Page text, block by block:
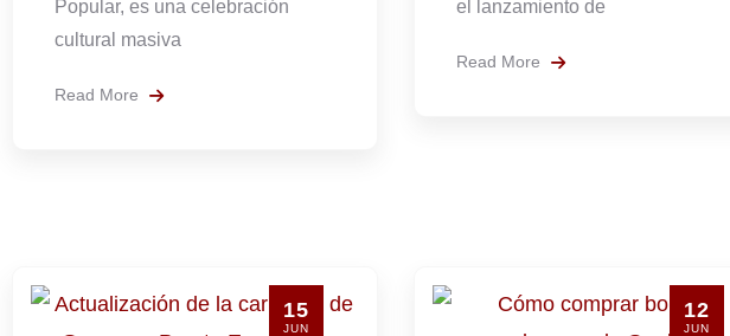
Popular, es una celebración
cultural masiva
Read More
el lanzamiento de
Read More
15
JUN
12
JUN